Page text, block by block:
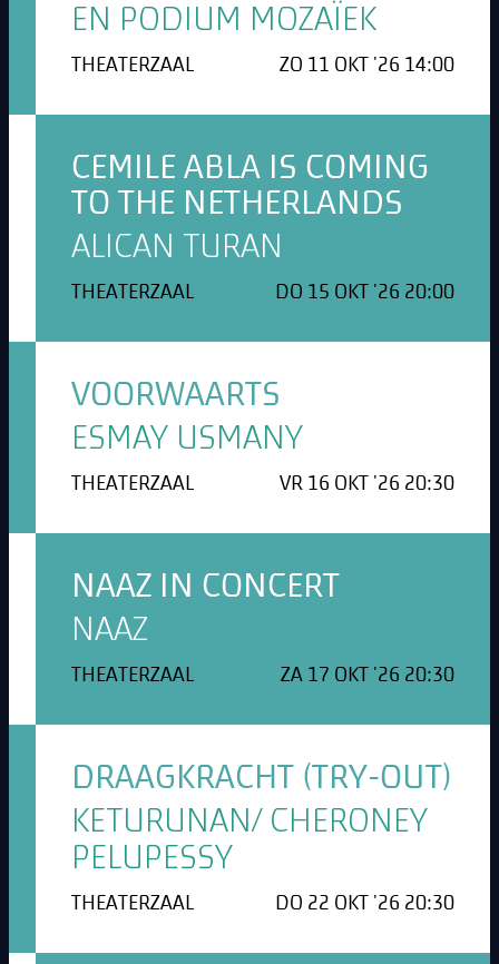
EN PODIUM MOZAÏEK
THEATERZAAL ZO 11 OKT '26 14:00
CEMILE ABLA IS COMING
TO THE NETHERLANDS
ALICAN TURAN
THEATERZAAL DO 15 OKT '26 20:00
VOORWAARTS
ESMAY USMANY
THEATERZAAL VR 16 OKT '26 20:30
NAAZ IN CONCERT
NAAZ
THEATERZAAL ZA 17 OKT '26 20:30
DRAAGKRACHT (TRY-OUT)
KETURUNAN/ CHERONEY
PELUPESSY
THEATERZAAL DO 22 OKT '26 20:30